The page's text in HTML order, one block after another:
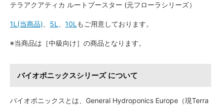
テラアクアティカ ルートブースター (元フローラシリーズ）
1L(当商品)、 5L、 10Lもご用意しております。
※当商品は［中級向け］の商品となります。
バイオポニックスシリーズ について
バイオポニックスとは、General Hydroponics Europe（現Terra